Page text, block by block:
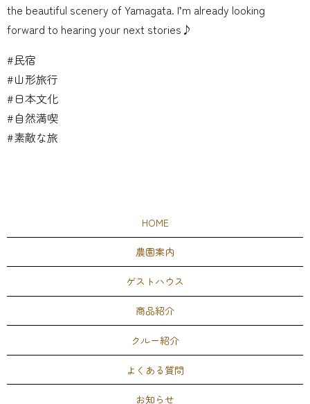
the beautiful scenery of Yamagata. I’m already looking
forward to hearing your next stories♪
#民宿
#山形旅行
#日本文化
#自然満喫
#素敵な旅
HOME
農園案内
ゲストハウス
商品紹介
クルー紹介
よくある質問
お知らせ